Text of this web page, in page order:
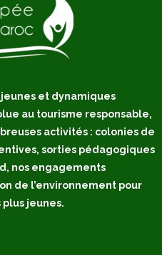
et dynamiques
au tourisme responsable,
activités : colonies de
sorties pédagogiques
nos engagements
de l’environnement pour
plus jeunes.